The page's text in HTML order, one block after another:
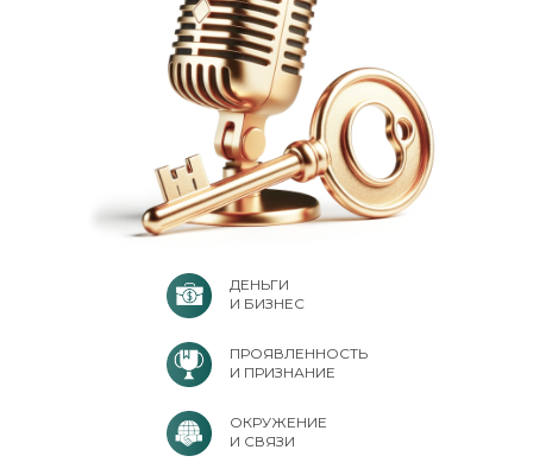
ДЕНЬГИ
И БИЗНЕС
ПРОЯВЛЕННОСТЬ
И ПРИЗНАНИЕ
ОКРУЖЕНИЕ
И СВЯЗИ